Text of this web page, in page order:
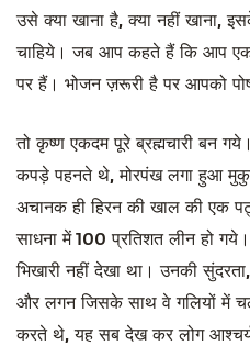
उसे क्या खाना है, क्या नहीं खाना,
चाहिये। जब आप कहते हैं कि आप एक
पर हैं। भोजन ज़रूरी है पर आपको
तो कृष्ण एकदम पूरे ब्रह्मचारी बन
कपड़े पहनते थे, मोरपंख लगा हुआ
अचानक ही हिरन की खाल की एक
साधना में 100 प्रतिशत लीन हो
भिखारी नहीं देखा था। उनकी
और लगन जिसके साथ वे गलियों में
करते थे, यह सब देख कर लोग